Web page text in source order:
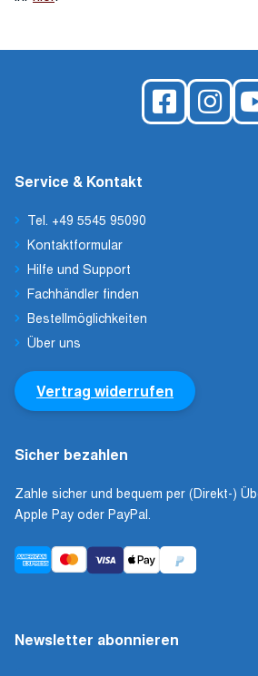
Service & Kontakt
Tel. +49 5545 95090
Kontaktformular
Hilfe und Support
Fachhändler finden
Bestellmöglichkeiten
Über uns
Vertrag widerrufen
Sicher bezahlen
Zahle sicher und bequem per (Direkt-)
Apple Pay oder PayPal.
Newsletter abonnieren